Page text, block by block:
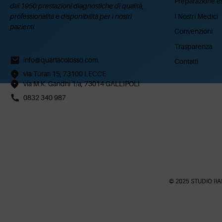
dal 1950 prestazioni diagnostiche di qualità,
professionalità e disponibilità per i nostri
pazienti.
info@quartacolosso.com
via Turati 15, 73100 LECCE
via M.K. Gandhi 1/a, 73014 GALLIPOLI
0832 340 987
I Nostri Medici
Convenzioni
Trasparenza
Contatti
© 2025 STUDIO